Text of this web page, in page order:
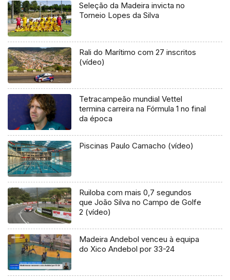
Seleção da Madeira invicta no
Torneio Lopes da Silva
Rali do Marítimo com 27 inscritos
(vídeo)
Tetracampeão mundial Vettel
termina carreira na Fórmula 1 no final
da época
Piscinas Paulo Camacho (vídeo)
Ruiloba com mais 0,7 segundos
que João Silva no Campo de Golfe
2 (vídeo)
Madeira Andebol venceu à equipa
do Xico Andebol por 33-24